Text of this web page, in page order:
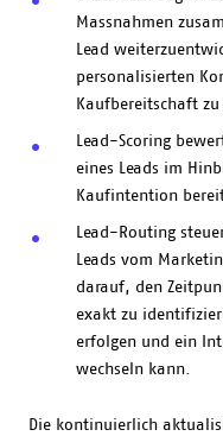
Massnahmen
Lead
personalisierten
Kaufbereitschaft
Lead-Scoring
eines Leads im
Kaufintention
Lead-Routing
Leads vom
darauf, den
exakt zu
erfolgen und ein
wechseln kann.
Die kontinuierlich